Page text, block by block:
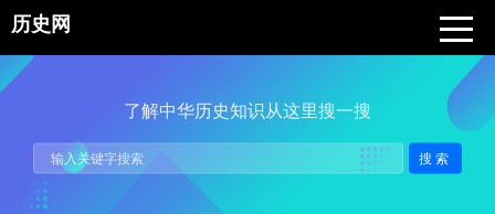
历史网
了解中华历史知识从这里搜一搜
搜索